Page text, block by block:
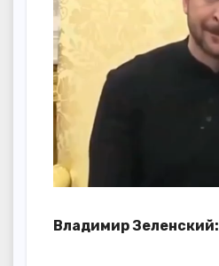
Владимир Зеленский: